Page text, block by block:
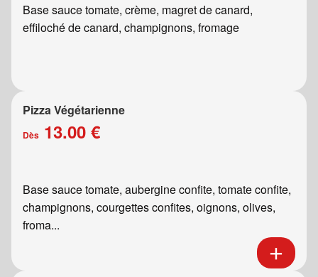
Base sauce tomate, crème, magret de canard,
effiloché de canard, champignons, fromage
Pizza Végétarienne
Dès 13.00 €
Base sauce tomate, aubergine confite, tomate confite,
champignons, courgettes confites, oignons, olives,
froma...